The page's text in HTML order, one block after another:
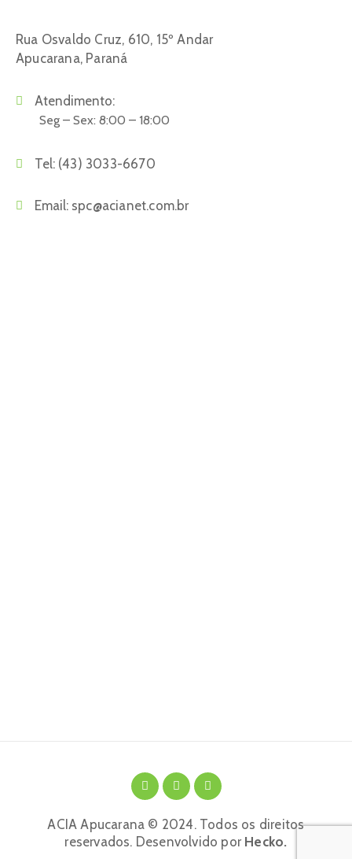
Rua Osvaldo Cruz, 610, 15º Andar
Apucarana, Paraná
Atendimento:
Seg – Sex: 8:00 – 18:00
Tel: (43) 3033-6670
Email: spc@acianet.com.br
ACIA Apucarana © 2024. Todos os direitos
reservados. Desenvolvido por Hecko.